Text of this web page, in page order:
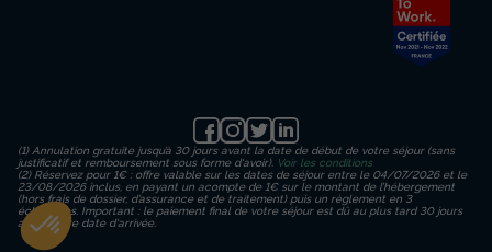
MOBILHOME 6 personnes - Mobil-home | Comfort | 2 Ch. |
26/09/2026
Meilleur prix pour 7 nuits
567 €
399 € -29%
(1) Annulation gratuite jusqu’à 30 jours avant la date de début de votre séjour (sans
justificatif et remboursement sous forme d'avoir). Voir les conditions
(2) Réservez pour 1€ : offre valable sur les dates de séjour entre le 04/07/2026 et le
23/08/2026 inclus, en payant un acompte de 1€ sur le montant de l’hébergement
(hors frais de dossier, d’assurance et de traitement) puis un règlement en 3
échéances. Important : le paiement final de votre séjour est dû au plus tard 30 jours
avant votre date d'arrivée.